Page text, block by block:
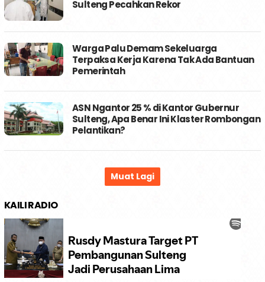
Sulteng Pecahkan Rekor
Warga Palu Demam Sekeluarga
Terpaksa Kerja Karena Tak Ada Bantuan
Pemerintah
ASN Ngantor 25 % di Kantor Gubernur
Sulteng, Apa Benar Ini Klaster Rombongan
Pelantikan?
KAILI RADIO